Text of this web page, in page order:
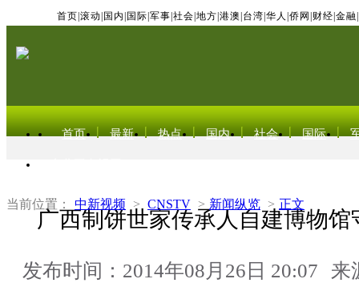
首页 滚动 国内 国际 军事 社会 地方 港澳 台湾 华人 侨网 财经 金融
首页 最新 热点 国内 社会 国际
当前位置： 中新视频 > CNSTV > 新闻纵览 > 正文
广西制饼世家传承人自建博物馆
发布时间：2014年08月26日 20:07 来